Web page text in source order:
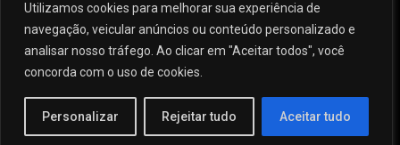
Utilizamos cookies para melhorar sua experiência de
navegação, veicular anúncios ou conteúdo personalizado e
analisar nosso tráfego. Ao clicar em "Aceitar todos", você
concorda com o uso de cookies.
Personalizar Rejeitar tudo Aceitar tudo
(82) 99621-8806